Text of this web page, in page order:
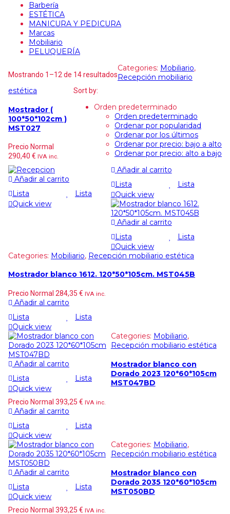
Barbería
ESTÉTICA
MANICURA Y PEDICURA
Marcas
Mobiliario
PELUQUERÍA
Mostrando 1–12 de 14 resultados
Sort by:
Orden predeterminado
Orden predeterminado
Ordenar por popularidad
Ordenar por los últimos
Ordenar por precio: bajo a alto
Ordenar por precio: alto a bajo
Añadir al carrito
Lista
Lista
Quick view
Categories: Mobiliario,
Recepción mobiliario
estética
Mostrador (
100*50*102cm )
MST027
Precio Normal
290,40 € IVA inc.
Añadir al carrito
Lista
Lista
Quick view
Añadir al carrito
Lista
Lista
Quick view
Categories: Mobiliario, Recepción mobiliario estética
Mostrador blanco 1612. 120*50*105cm. MST045B
Precio Normal 284,35 € IVA inc.
Añadir al carrito
Lista
Lista
Quick view
Añadir al carrito
Lista
Lista
Quick view
Categories: Mobiliario,
Recepción mobiliario estética
Mostrador blanco con
Dorado 2023 120*60*105cm
MST047BD
Precio Normal 393,25 € IVA inc.
Añadir al carrito
Lista
Lista
Quick view
Añadir al carrito
Lista
Lista
Quick view
Categories: Mobiliario,
Recepción mobiliario estética
Mostrador blanco con
Dorado 2035 120*60*105cm
MST050BD
Precio Normal 393,25 € IVA inc.